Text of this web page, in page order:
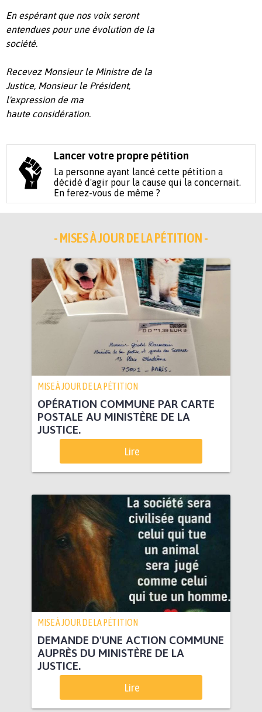
En espérant que nos voix seront
entendues pour une évolution de la
société.
Recevez Monsieur le Ministre de la
Justice, Monsieur le Président,
l'expression de ma
haute considération.
Lancer votre propre pétition
La personne ayant lancé cette pétition a
décidé d'agir pour la cause qui la concernait.
En ferez-vous de même ?
- MISES À JOUR DE LA PÉTITION -
MISE À JOUR DE LA PÉTITION
OPÉRATION COMMUNE PAR CARTE
POSTALE AU MINISTÈRE DE LA
JUSTICE.
Lire
MISE À JOUR DE LA PÉTITION
DEMANDE D'UNE ACTION COMMUNE
AUPRÈS DU MINISTÈRE DE LA
JUSTICE.
Lire